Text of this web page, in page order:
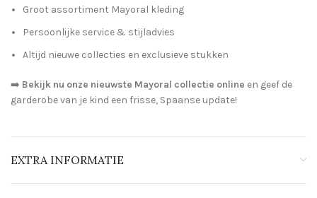
Groot assortiment Mayoral kleding
Persoonlijke service & stijladvies
Altijd nieuwe collecties en exclusieve stukken
➡️ Bekijk nu onze nieuwste Mayoral collectie online en geef de
garderobe van je kind een frisse, Spaanse update!
EXTRA INFORMATIE